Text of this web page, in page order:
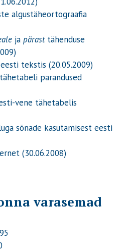
algustäheortograafia
ja pärasttähenduse
tekstis (20.05.2009)
parandused
vene tähetabelis
sõnade kasutamisest eesti
(30.06.2008)
varasemad